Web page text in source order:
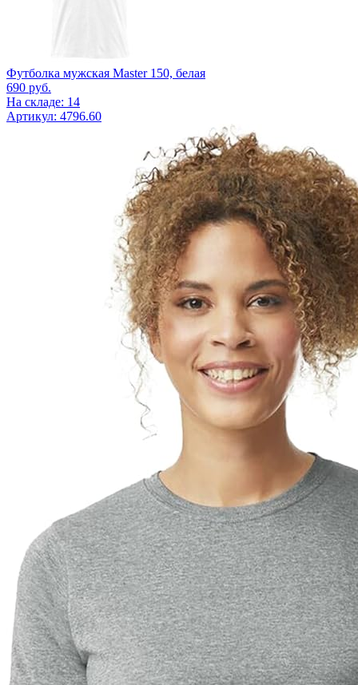
Футболка мужская Master 150, белая
690 руб.
На складе: 14
Артикул: 4796.60